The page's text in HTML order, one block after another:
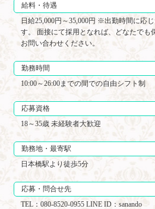
給料・待遇
日給25,000円～35,000円 ※出勤時間に応
す。 面接にて採用となれば、どなたでも
お問い合わせください。
勤務時間
10:00～26:00までの間での自由シフト制
応募資格
18～35歳 未経験者大歓迎
勤務地・最寄駅
日本橋駅より徒歩5分
応募・問合せ先
TEL：080-8520-0955 LINE ID：sanando